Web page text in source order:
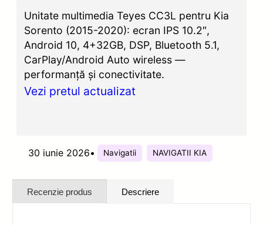
Unitate multimedia Teyes CC3L pentru Kia
Sorento (2015-2020): ecran IPS 10.2″,
Android 10, 4+32GB, DSP, Bluetooth 5.1,
CarPlay/Android Auto wireless —
performanță și conectivitate.
Vezi pretul actualizat
30 iunie 2026• Navigatii NAVIGATII KIA
Recenzie produs Descriere